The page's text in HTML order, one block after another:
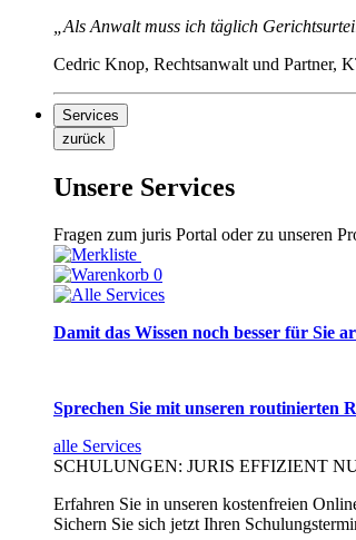
„Als Anwalt muss ich täglich
Cedric Knop, Rechtsanwalt und Partner,
Services
zurück
Unsere Services
Fragen zum juris Portal oder zu unseren
0
Damit das Wissen noch besser für Sie
Sprechen Sie mit unseren routinierten
alle Services
SCHULUNGEN: JURIS EFFIZIENT
Erfahren Sie in unseren kostenfreien
Sichern Sie sich jetzt Ihren